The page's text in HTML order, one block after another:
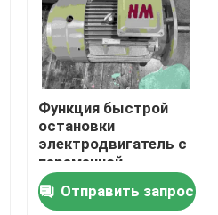
Функция быстрой
остановки
электродвигатель с
переменной
скоростью для
ковального пресса
Отправить запрос